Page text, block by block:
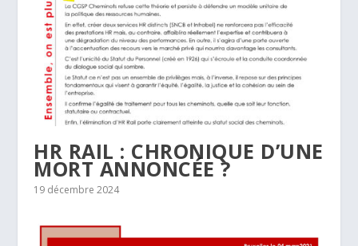
HR RAIL : CHRONIQUE D’UNE
MORT ANNONCÉE ?
19 décembre 2024